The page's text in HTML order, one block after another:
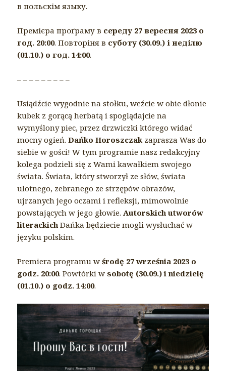
в польскім языку.
Премієра проґраму в середу 27 вересня 2023 о
год. 20:00. Повторіня в суботу (30.09.) і неділю
(01.10.) о год. 14:00.
– – – – – – – – –
Usiądźcie wygodnie na stołku, weźcie w obie dłonie
kubek z gorącą herbatą i spoglądajcie na
wymyślony piec, przez drzwiczki którego widać
mocny ogień.Dańko Horoszczakzaprasza Was do
siebie w gości! W tym programie nasz redakcyjny
kolega podzieli się z Wami kawałkiem swojego
świata. Świata, który stworzył ze słów, świata
ulotnego, zebranego ze strzępów obrazów,
ujrzanych jego oczami i refleksji, mimowolnie
powstających w jego głowie.Autorskich utworów
literackich Dańka będziecie mogli wysłuchać w
języku polskim.
Premiera programu wśrodę 27 września 2023 o
godz. 20:00. Powtórki wsobotę (30.09.) i niedzielę
(01.10.) o godz. 14:00.